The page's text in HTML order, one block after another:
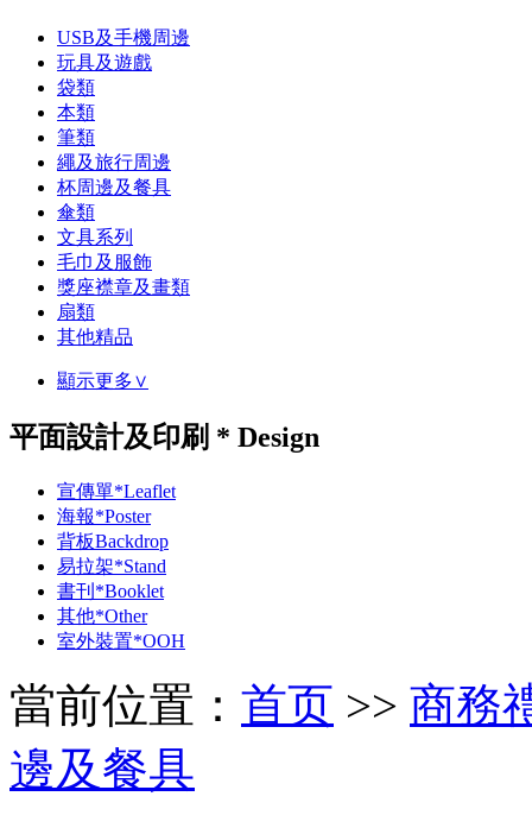
USB及手機周邊
玩具及遊戲
袋類
本類
筆類
繩及旅行周邊
杯周邊及餐具
傘類
文具系列
毛巾及服飾
獎座襟章及畫類
扇類
其他精品
顯示更多∨
平面設計及印刷 * Design
宣傳單*Leaflet
海報*Poster
背板Backdrop
易拉架*Stand
書刊*Booklet
其他*Other
室外裝置*OOH
當前位置： 首页 >> 商務
邊及餐具